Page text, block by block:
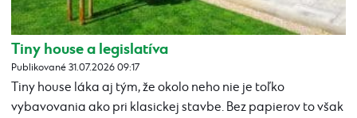
Tiny house a legislatíva
Publikované 31.07.2026 09:17
Tiny house láka aj tým, že okolo neho nie je toľko
vybavovania ako pri klasickej stavbe. Bez papierov to však